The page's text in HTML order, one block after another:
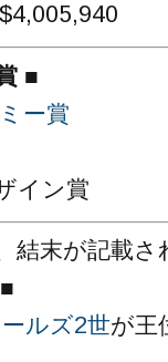
■
ー賞
イン賞
結末が記載さ
ルズ2世が王